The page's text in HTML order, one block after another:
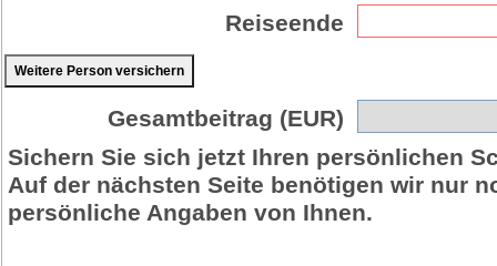
Reiseende
Weitere Person versichern
Gesamtbeitrag (EUR)
Sichern Sie sich jetzt Ihren persönlichen
Auf der nächsten Seite benötigen wir nur
persönliche Angaben von Ihnen.